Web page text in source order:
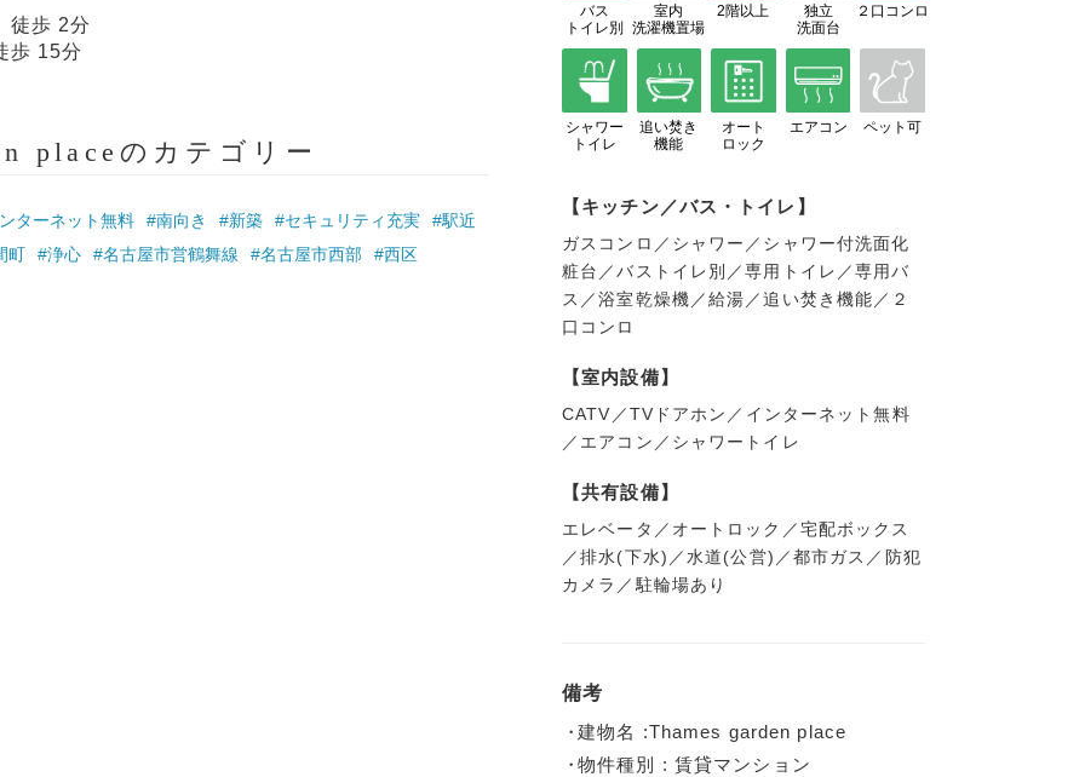
徒歩 2分
歩 15分
placeのカテゴリー
ターネット無料 #南向き #新築 #セキュリティ充実
#駅近
町
#浄心 #名古屋市営鶴舞線 #名古屋市西部 #西区
バス
トイレ別
室内
洗濯機置場
2階以上
独立
洗面台
２口コンロ
シャワー
トイレ
追い焚き
機能
オート
ロック
エアコン ペット可
【キッチン／バス・トイレ】
ガスコンロ／シャワー／シャワー付洗面化
粧台／バストイレ別／専用トイレ／専用バ
ス／浴室乾燥機／給湯／追い焚き機能／２
口コンロ
【室内設備】
CATV／TVドアホン／インターネット無料
／エアコン／シャワートイレ
【共有設備】
エレベータ／オートロック／宅配ボックス
／排水(下水)／水道(公営)／都市ガス／防犯
カメラ／駐輪場あり
備考
建物名 :Thames garden place
物件種別 : 賃貸マンション